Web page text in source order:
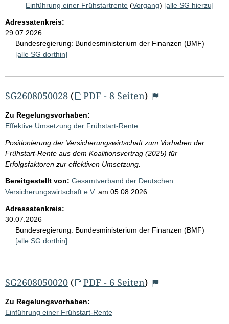
Einführung einer Frühstartrente (Vorgang) [alle SG hierzu]
Adressatenkreis:
29.07.2026
Bundesregierung: Bundesministerium der Finanzen (BMF)
[alle SG dorthin]
SG2608050028 ( PDF - 8 Seiten)
Zu Regelungsvorhaben:
Effektive Umsetzung der Frühstart-Rente
Positionierung der Versicherungswirtschaft zum Vorhaben der
Frühstart-Rente aus dem Koalitionsvertrag (2025) für
Erfolgsfaktoren zur effektiven Umsetzung.
Bereitgestellt von: Gesamtverband der Deutschen
Versicherungswirtschaft e.V. am 05.08.2026
Adressatenkreis:
30.07.2026
Bundesregierung: Bundesministerium der Finanzen (BMF)
[alle SG dorthin]
SG2608050020 ( PDF - 6 Seiten)
Zu Regelungsvorhaben:
Einführung einer Frühstart-Rente